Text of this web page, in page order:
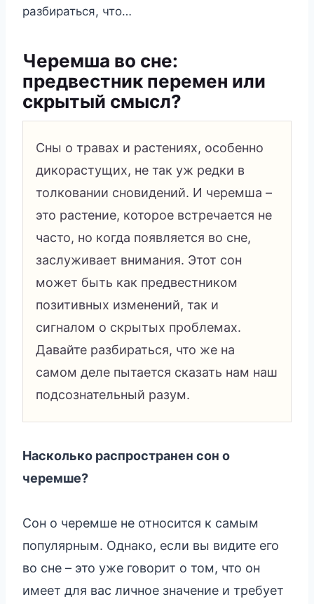
разбираться, что…
Черемша во сне:
предвестник перемен или
скрытый смысл?
Сны о травах и растениях, особенно
дикорастущих, не так уж редки в
толковании сновидений. И черемша –
это растение, которое встречается не
часто, но когда появляется во сне,
заслуживает внимания. Этот сон
может быть как предвестником
позитивных изменений, так и
сигналом о скрытых проблемах.
Давайте разбираться, что же на
самом деле пытается сказать нам наш
подсознательный разум.
Насколько распространен сон о
черемше?
Сон о черемше не относится к самым
популярным. Однако, если вы видите его
во сне – это уже говорит о том, что он
имеет для вас личное значение и требует